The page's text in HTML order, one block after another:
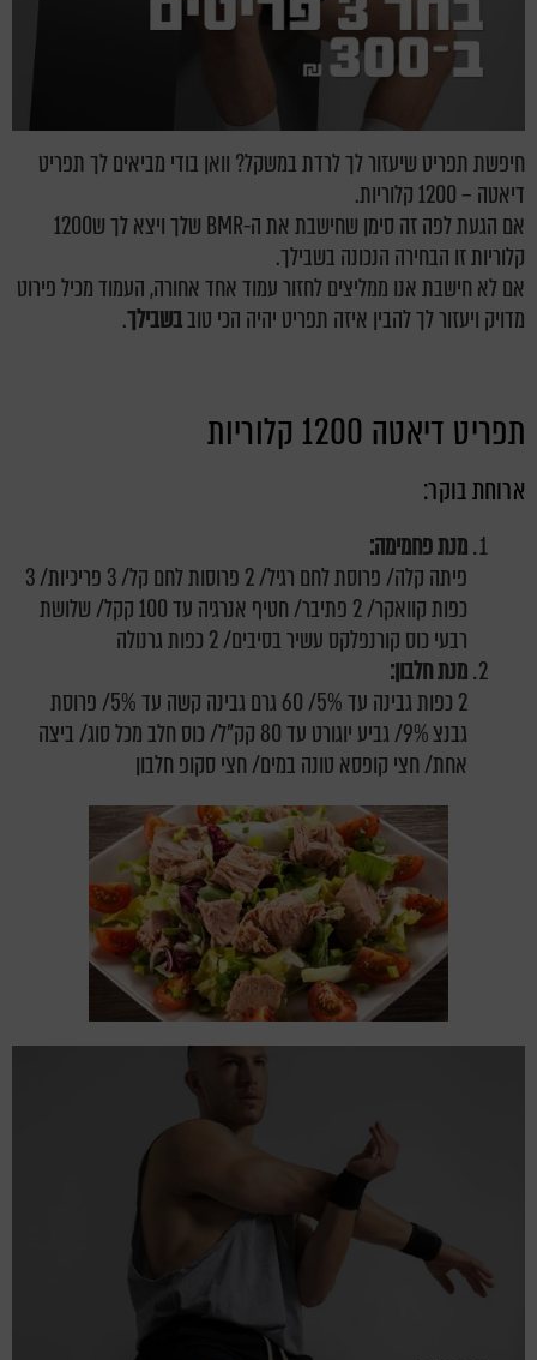
חיפשת תפריט שיעזור לך לרדת במשקל? וואן בודי מביאים לך תפריט
דיאטה – 1200 קלוריות.
אם הגעת לפה זה סימן שחישבת את ה-BMR שלך ויצא לך ש1200
קלוריות זו הבחירה הנכונה בשבילך.
אם לא חישבת אנו ממליצים לחזור עמוד אחד אחורה, העמוד מכיל פירוט
מדויק ויעזור לך להבין איזה תפריט יהיה הכי טובבשבילך.
תפריט דיאטה 1200 קלוריות
ארוחת בוקר:
מנת פחמימה:
פיתה קלה/ פרוסת לחם רגיל/ 2 פרוסות לחם קל/ 3 פריכיות/ 3
כפות קוואקר/ 2 פתיבר/ חטיף אנרגיה עד 100 קקל/ שלושת
רבעי כוס קורנפלקס עשיר בסיבים/ 2 כפות גרנולה
מנת חלבון:
2 כפות גבינה עד 5%/ 60 גרם גבינה קשה עד 5%/ פרוסת
גבנצ 9%/ גביע יוגורט עד 80 קק"ל/ כוס חלב מכל סוג/ ביצה
אחת/ חצי קופסא טונה במים/ חצי סקופ חלבון